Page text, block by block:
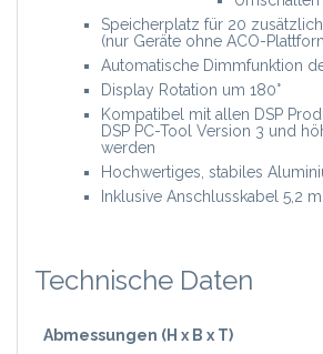
Speicherplatz für 20
(nur Geräte ohne ACO-
Automatische Dimmfunktion
Display Rotation um 180°
Kompatibel mit allen DSP
DSP PC-Tool Version 3 und
werden
Hochwertiges, stabiles
Inklusive Anschlusskabel 5,2
Technische Daten
Abmessungen (H x B x T)